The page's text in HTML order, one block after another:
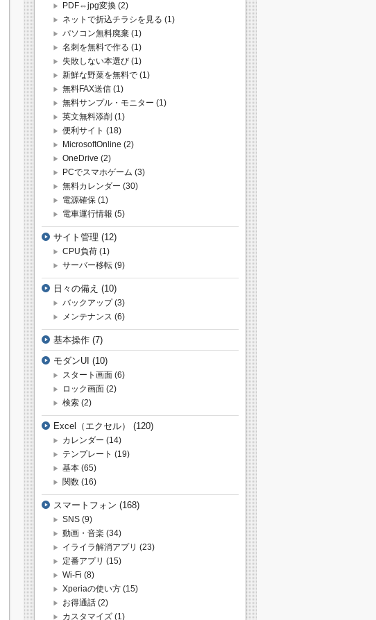
PDF⇔jpg変換 (2)
ネットで折込チラシを見る (1)
パソコン無料廃棄 (1)
名刺を無料で作る (1)
失敗しない本選び (1)
新鮮な野菜を無料で (1)
無料FAX送信 (1)
無料サンプル・モニター (1)
英文無料添削 (1)
便利サイト (18)
MicrosoftOnline (2)
OneDrive (2)
PCでスマホゲーム (3)
無料カレンダー (30)
電源確保 (1)
電車運行情報 (5)
サイト管理 (12)
CPU負荷 (1)
サーバー移転 (9)
日々の備え (10)
バックアップ(3)
メンテナンス (6)
基本操作 (7)
モダンUI (10)
スタート画面 (6)
ロック画面 (2)
検索 (2)
Excel（エクセル） (120)
カレンダー (14)
テンプレート (19)
基本 (65)
関数 (16)
スマートフォン (168)
SNS (9)
動画・音楽 (34)
イライラ解消アプリ (23)
定番アプリ (15)
Wi-Fi (8)
Xperiaの使い方 (15)
お得通話 (2)
カスタマイズ (1)